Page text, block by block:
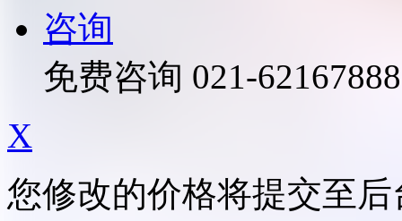
咨询
免费咨询 021-62167888
X
您修改的价格将提交至